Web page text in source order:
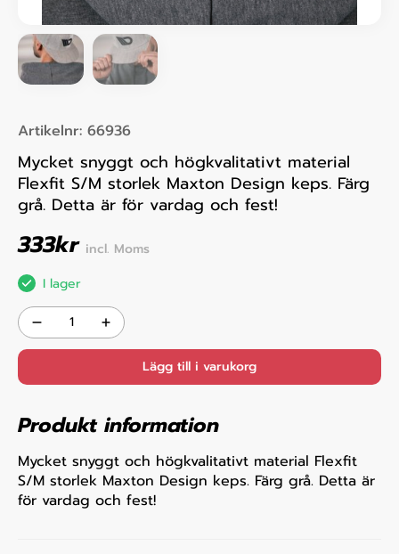
Artikelnr: 66936
Mycket snyggt och högkvalitativt material
Flexfit S/M storlek Maxton Design keps. Färg
grå. Detta är för vardag och fest!
333kr incl. Moms
I lager
Lägg till i varukorg
Produkt information
Mycket snyggt och högkvalitativt material Flexfit
S/M storlek Maxton Design keps. Färg grå. Detta är
för vardag och fest!